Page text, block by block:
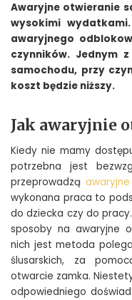
Awaryjne otwieranie
wysokimi
awaryjnego
czynników. Jednym
samochodu, przy
koszt będzie niższy.
​Jak awaryjnie
Kiedy nie mamy
potrzebna jest
przeprowadzą
wykonana praca to
do dziecka czy do
sposoby na awaryjne
nich jest metoda
ślusarskich, za
otwarcie zamka.
odpowiedniego